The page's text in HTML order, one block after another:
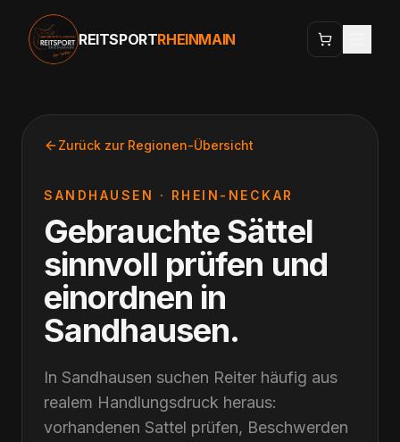
REITSPORTRHEINMAIN
Zurück zur Regionen-Übersicht
SANDHAUSEN · RHEIN-NECKAR
Gebrauchte Sättel
sinnvoll prüfen und
einordnen in
Sandhausen.
In Sandhausen suchen Reiter häufig aus
realem Handlungsdruck heraus:
vorhandenen Sattel prüfen, Beschwerden